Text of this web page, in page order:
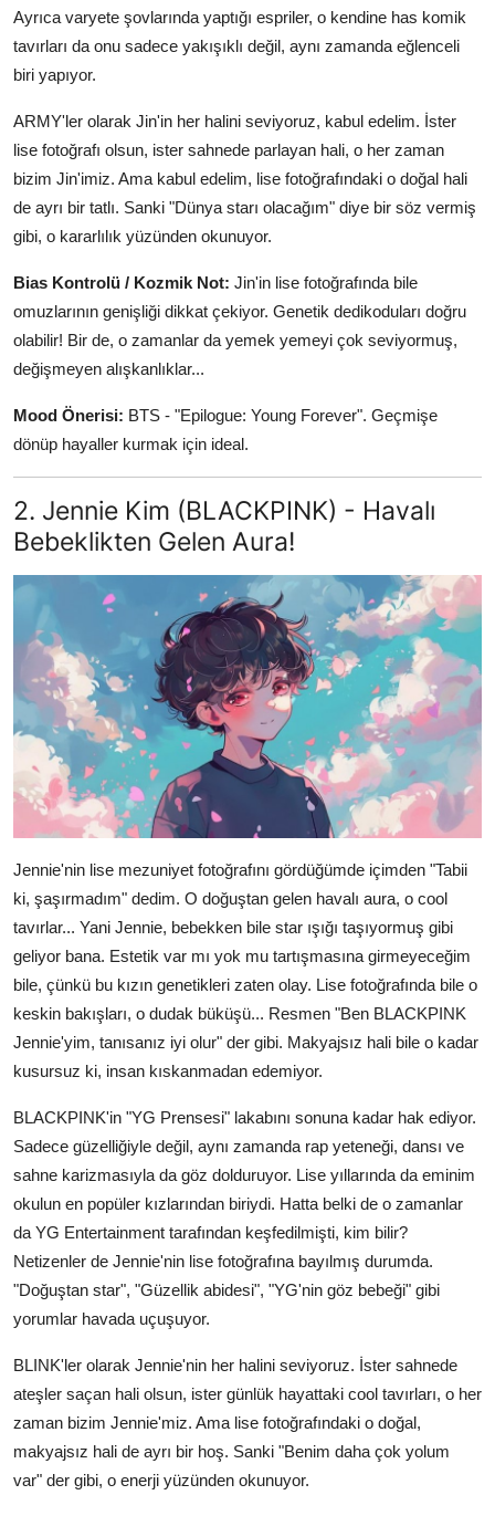
Ayrıca varyete şovlarında yaptığı espriler, o kendine has komik
tavırları da onu sadece yakışıklı değil, aynı zamanda eğlenceli
biri yapıyor.
ARMY'ler olarak Jin'in her halini seviyoruz, kabul edelim. İster
lise fotoğrafı olsun, ister sahnede parlayan hali, o her zaman
bizim Jin'imiz. Ama kabul edelim, lise fotoğrafındaki o doğal hali
de ayrı bir tatlı. Sanki "Dünya starı olacağım" diye bir söz vermiş
gibi, o kararlılık yüzünden okunuyor.
Bias Kontrolü / Kozmik Not: Jin'in lise fotoğrafında bile
omuzlarının genişliği dikkat çekiyor. Genetik dedikoduları doğru
olabilir! Bir de, o zamanlar da yemek yemeyi çok seviyormuş,
değişmeyen alışkanlıklar...
Mood Önerisi: BTS - "Epilogue: Young Forever". Geçmişe
dönüp hayaller kurmak için ideal.
2. Jennie Kim (BLACKPINK) - Havalı
Bebeklikten Gelen Aura!
Jennie'nin lise mezuniyet fotoğrafını gördüğümde içimden "Tabii
ki, şaşırmadım" dedim. O doğuştan gelen havalı aura, o cool
tavırlar... Yani Jennie, bebekken bile star ışığı taşıyormuş gibi
geliyor bana. Estetik var mı yok mu tartışmasına girmeyeceğim
bile, çünkü bu kızın genetikleri zaten olay. Lise fotoğrafında bile o
keskin bakışları, o dudak büküşü... Resmen "Ben BLACKPINK
Jennie'yim, tanısanız iyi olur" der gibi. Makyajsız hali bile o kadar
kusursuz ki, insan kıskanmadan edemiyor.
BLACKPINK'in "YG Prensesi" lakabını sonuna kadar hak ediyor.
Sadece güzelliğiyle değil, aynı zamanda rap yeteneği, dansı ve
sahne karizmasıyla da göz dolduruyor. Lise yıllarında da eminim
okulun en popüler kızlarından biriydi. Hatta belki de o zamanlar
da YG Entertainment tarafından keşfedilmişti, kim bilir?
Netizenler de Jennie'nin lise fotoğrafına bayılmış durumda.
"Doğuştan star", "Güzellik abidesi", "YG'nin göz bebeği" gibi
yorumlar havada uçuşuyor.
BLINK'ler olarak Jennie'nin her halini seviyoruz. İster sahnede
ateşler saçan hali olsun, ister günlük hayattaki cool tavırları, o her
zaman bizim Jennie'miz. Ama lise fotoğrafındaki o doğal,
makyajsız hali de ayrı bir hoş. Sanki "Benim daha çok yolum
var" der gibi, o enerji yüzünden okunuyor.